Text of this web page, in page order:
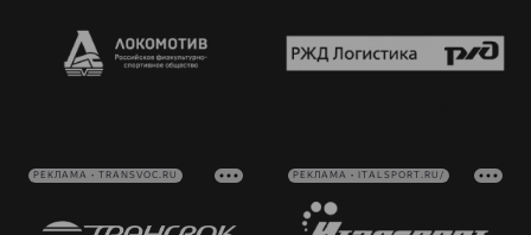
РЕКЛАМА • TRANSVOC.RU РЕКЛАМА • ITALSPORT.RU/